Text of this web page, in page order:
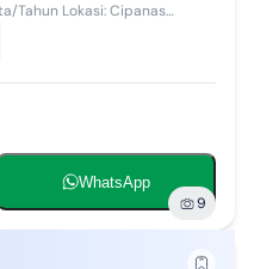
Tahun Lokasi: Cipanas
Ruang Keluarga Carport
WhatsApp
9